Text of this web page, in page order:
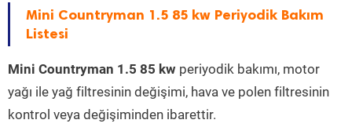
Mini Countryman 1.5 85 kw Periyodik Bakım
Listesi
Mini Countryman 1.5 85 kw periyodik bakımı, motor
yağı ile yağ filtresinin değişimi, hava ve polen filtresinin
kontrol veya değişiminden ibarettir.